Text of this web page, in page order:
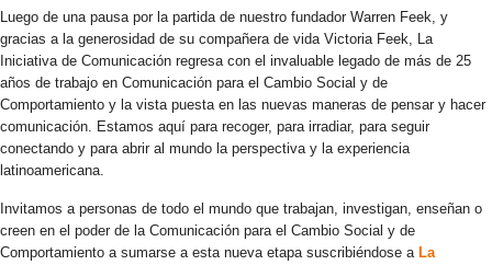
Luego de una pausa por la partida de nuestro fundador Warren Feek, y
gracias a la generosidad de su compañera de vida Victoria Feek, La
Iniciativa de Comunicación regresa con el invaluable legado de más de 25
años de trabajo en Comunicación para el Cambio Social y de
Comportamiento y la vista puesta en las nuevas maneras de pensar y hacer
comunicación. Estamos aquí para recoger, para irradiar, para seguir
conectando y para abrir al mundo la perspectiva y la experiencia
latinoamericana.
Invitamos a personas de todo el mundo que trabajan, investigan, enseñan o
creen en el poder de la Comunicación para el Cambio Social y de
Comportamiento a sumarse a esta nueva etapa suscribiéndose a La